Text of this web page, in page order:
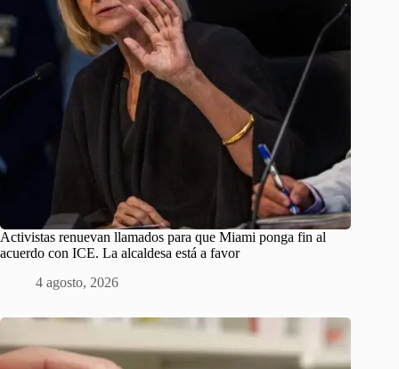
Activistas renuevan llamados para que Miami ponga fin al
acuerdo con ICE. La alcaldesa está a favor
4 agosto, 2026